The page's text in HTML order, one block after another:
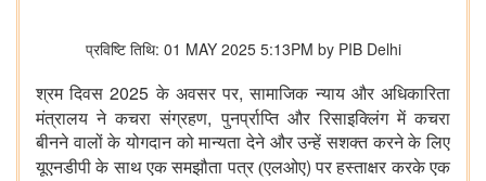
प्रविष्टि तिथि: 01 MAY 2025 5:13PM by PIB Delhi
श्रम दिवस2025के अवसर पर,सामाजिक न्याय और अधिकारिता
मंत्रालय ने कचरा संग्रहण,पुनर्प्राप्ति और रिसाइक्लिंग में कचरा
बीनने वालों के योगदान को मान्यता देने और उन्हें सशक्‍त करने के लिए
यूएनडीपी के साथ एक समझौता पत्र (एलओए)पर हस्ताक्षर करके एक